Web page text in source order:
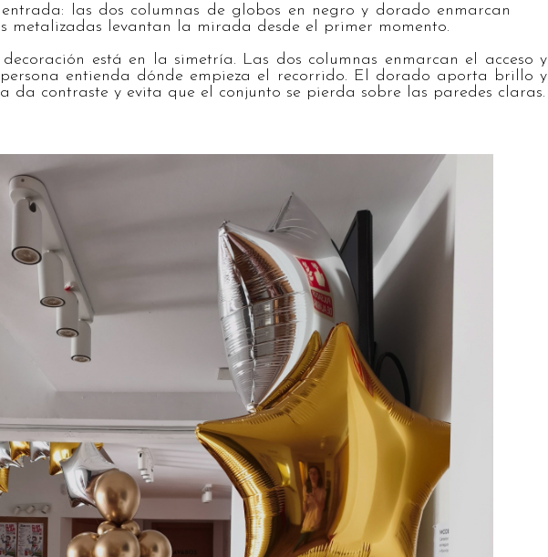
las dos columnas de globos en negro y dorado enmarcan
metalizadas levantan la mirada desde el primer momento.
está en la simetría. Las dos columnas enmarcan el acceso y
entienda dónde empieza el recorrido. El dorado aporta brillo y
da contraste y evita que el conjunto se pierda sobre las paredes claras.